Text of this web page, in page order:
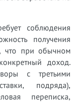
соблюдения
получения
что при обычном
доход.
с третьими
подряда),
переписка,